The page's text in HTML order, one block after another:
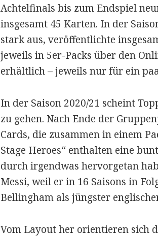
Achtelfinals bis zum Endspiel
insgesamt 45 Karten. In der
stark aus, veröffentlichte
jeweils in 5er-Packs über den
erhältlich – jeweils nur für ein
In der Saison 2020/21 scheint
zu gehen. Nach Ende der
Cards, die zusammen in einem
Stage Heroes“ enthalten eine
durch irgendwas hervorgetan
Messi, weil er in 16 Saisons in
Bellingham als jüngster
Vom Layout her orientieren sich